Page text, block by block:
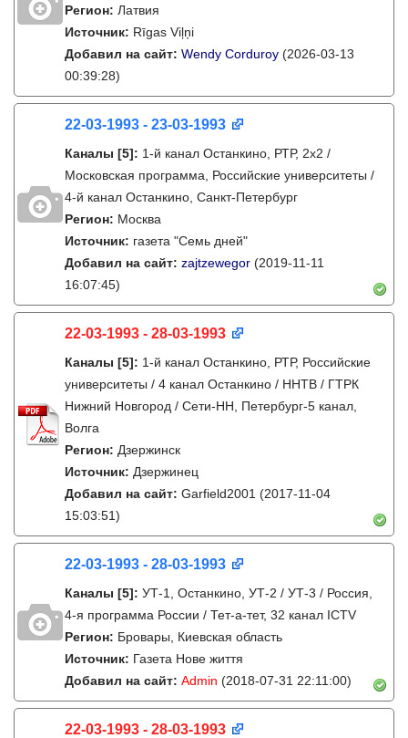
Регион: Латвия
Источник: Rīgas Viļņi
Добавил на сайт: Wendy Corduroy (2026-03-13
00:39:28)
22-03-1993 - 23-03-1993
Каналы [5]: 1-й канал Останкино, РТР, 2х2 /
Московская программа, Российские университеты /
4-й канал Останкино, Санкт-Петербург
Регион: Москва
Источник: газета "Семь дней"
Добавил на сайт: zajtzewegor (2019-11-11
16:07:45)
22-03-1993 - 28-03-1993
Каналы [5]: 1-й канал Останкино, РТР, Российские
университеты / 4 канал Останкино / ННТВ / ГТРК
Нижний Новгород / Сети-НН, Петербург-5 канал,
Волга
Регион: Дзержинск
Источник: Дзержинец
Добавил на сайт: Garfield2001 (2017-11-04
15:03:51)
22-03-1993 - 28-03-1993
Каналы [5]: УТ-1, Останкино, УТ-2 / УТ-3 / Россия,
4-я программа России / Тет-а-тет, 32 канал ICTV
Регион: Бровары, Киевская область
Источник: Газета Нове життя
Добавил на сайт: Admin (2018-07-31 22:11:00)
22-03-1993 - 28-03-1993